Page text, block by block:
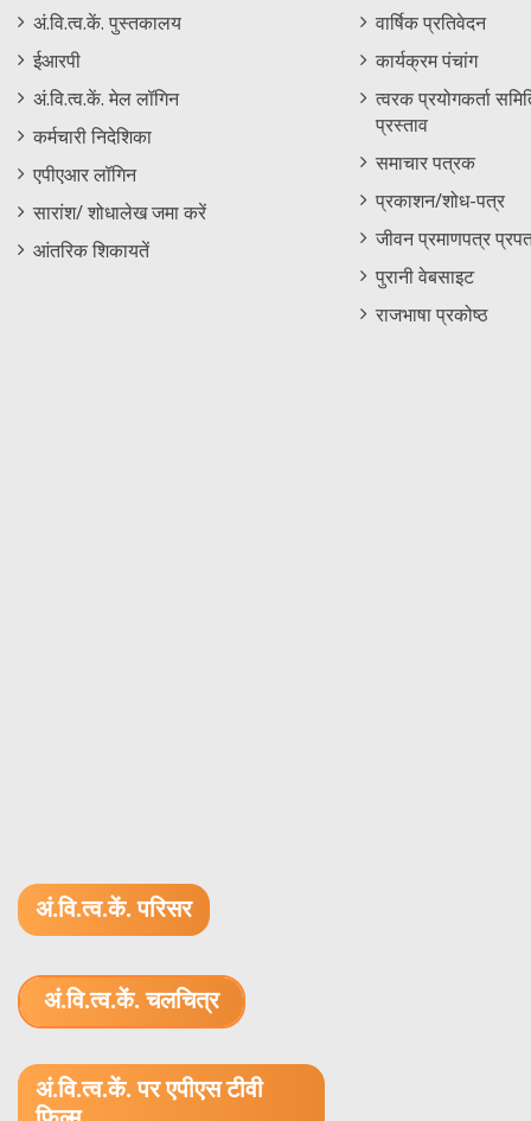
Staff
Footer
Menu
अं.वि.त्व.कें. पुस्तकालय
ईआरपी
अं.वि.त्व.कें. मेल लॉगिन
कर्मचारी निदेशिका
एपीएआर लॉगिन
सारांश/ शोधालेख जमा करें
आंतरिक शिकायतें
Informations
Menu
वार्षिक प्रतिवेदन
कार्यक्रम पंचांग
त्वरक प्रयोगकर्ता
प्रस्ताव
समाचार पत्रक
प्रकाशन/शोध-पत्र
जीवन प्रमाणपत्र
पुरानी वेबसाइट
राजभाषा प्रकोष्ठ
अं.वि.त्व.कें. परिसर
अं.वि.त्व.कें. चलचित्र
अं.वि.त्व.कें. पर एपीएस टीवी